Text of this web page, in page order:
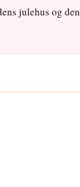
julehus og den